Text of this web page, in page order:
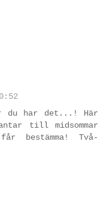
du har det...! Här
till midsommar
bestämma! Två-